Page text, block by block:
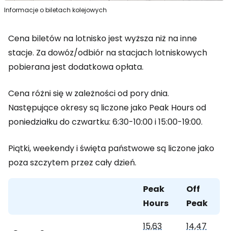
Informacje o biletach kolejowych
Cena biletów na lotnisko jest wyższa niż na inne
stacje. Za dowóz/odbiór na stacjach lotniskowych
pobierana jest dodatkowa opłata.
Cena różni się w zależności od pory dnia.
Następujące okresy są liczone jako Peak Hoursod
poniedziałku do czwartku: 6:30-10:00 i 15:00-19:00.
Piątki, weekendy i święta państwowe są liczone jako
poza szczytem przez cały dzień.
Peak
Hours
Off
Peak
15,63
14,47